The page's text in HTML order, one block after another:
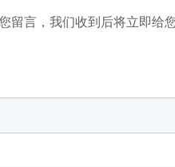
留言，我们收到后将立即给您